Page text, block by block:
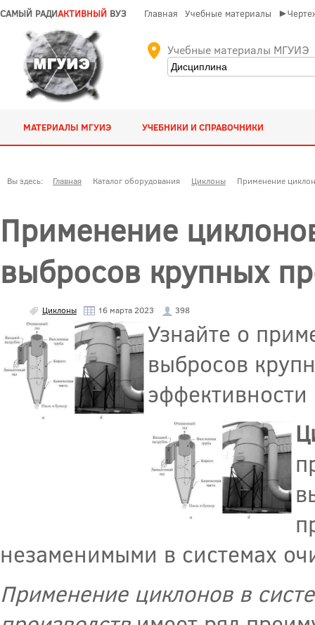
САМЫЙ РАДИАКТИВНЫЙ ВУЗ Главная Учебные материалы
Учебные материалы МГУИЭ
МАТЕРИАЛЫ МГУИЭ УЧЕБНИКИ И СПРАВОЧНИКИ
Вы здесь: Главная Каталог оборудования Циклоны Применение
Применение
выбросов крупных
Циклоны 16 марта 2023 398
Узнайте о
выбросов
незаменимыми в системах
Применение циклонов в